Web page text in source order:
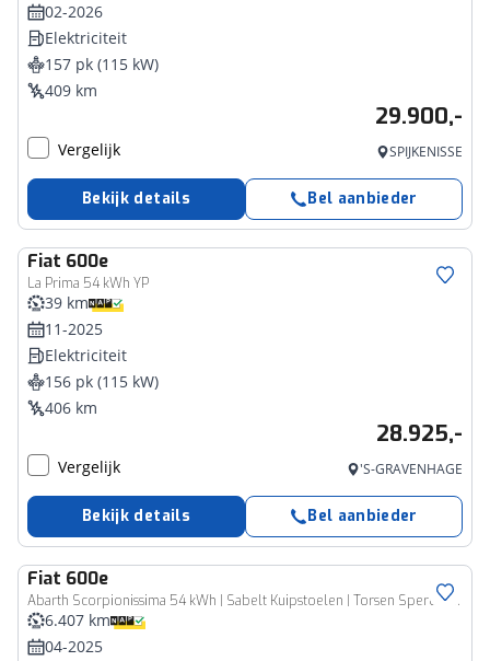
02-2026
Elektriciteit
157 pk (115 kW)
409 km
29.900,-
Vergelijk SPIJKENISSE
Bekijk details Bel aanbieder
Fiat 600e
La Prima 54 kWh YP
39 km
11-2025
Elektriciteit
156 pk (115 kW)
406 km
28.925,-
Vergelijk 'S-GRAVENHAGE
Bekijk details Bel aanbieder
Fiat 600e
Abarth Scorpionissima 54 kWh | Sabelt Kuipstoelen | Torsen Sperdifferentieel | 280PK | 20 "Velgen
6.407 km
04-2025